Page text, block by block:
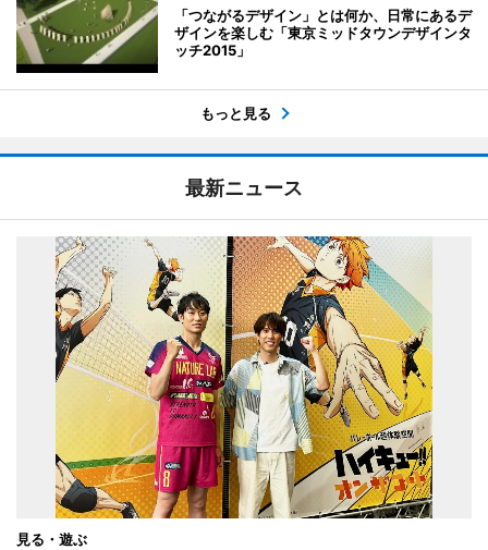
「つながるデザイン」とは何か、日常にあるデ
ザインを楽しむ「東京ミッドタウンデザインタ
ッチ2015」
もっと見る
最新ニュース
見る・遊ぶ